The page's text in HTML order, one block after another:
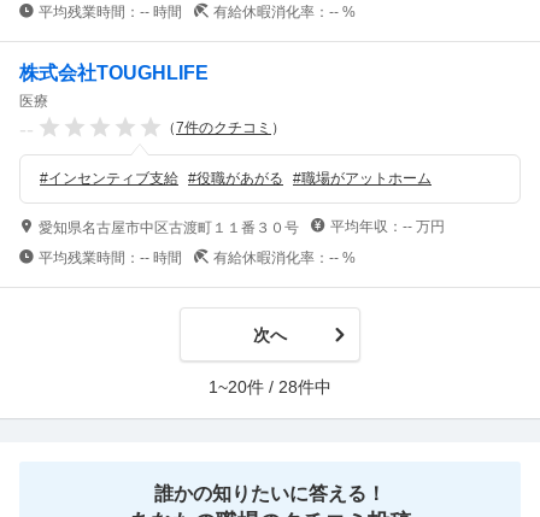
平均残業時間： -- 時間 有給休暇消化率： -- %
株式会社TOUGHLIFE
医療
-- （7件のクチコミ ）
#インセンティブ支給 #役職があがる #職場がアットホーム
愛知県名古屋市中区古渡町１１番３０号 平均年収： -- 万円
平均残業時間： -- 時間 有給休暇消化率： -- %
次へ
1~20件 / 28件中
誰かの知りたいに答える！